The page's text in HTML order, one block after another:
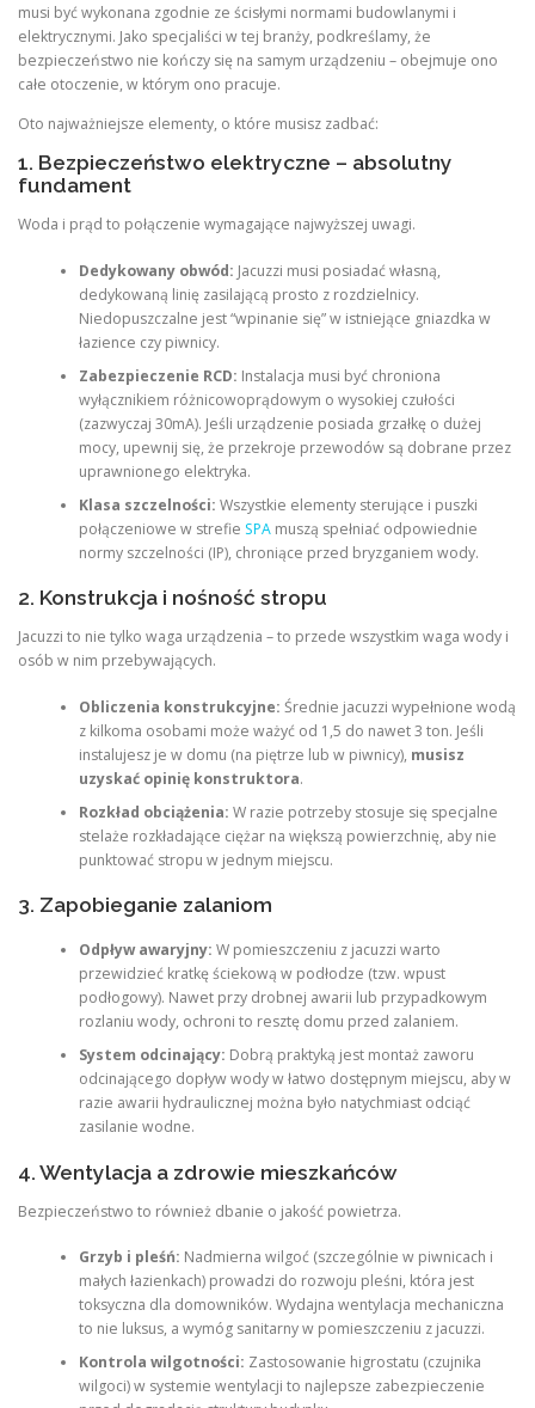
musi być wykonana zgodnie ze ścisłymi normami budowlanymi i
elektrycznymi. Jako specjaliści w tej branży, podkreślamy, że
bezpieczeństwo nie kończy się na samym urządzeniu – obejmuje ono
całe otoczenie, w którym ono pracuje.
Oto najważniejsze elementy, o które musisz zadbać:
1. Bezpieczeństwo elektryczne – absolutny
fundament
Woda i prąd to połączenie wymagające najwyższej uwagi.
Dedykowany obwód: Jacuzzi musi posiadać własną,
dedykowaną linię zasilającą prosto z rozdzielnicy.
Niedopuszczalne jest “wpinanie się” w istniejące gniazdka w
łazience czy piwnicy.
Zabezpieczenie RCD: Instalacja musi być chroniona
wyłącznikiem różnicowoprądowym o wysokiej czułości
(zazwyczaj 30mA). Jeśli urządzenie posiada grzałkę o dużej
mocy, upewnij się, że przekroje przewodów są dobrane przez
uprawnionego elektryka.
Klasa szczelności: Wszystkie elementy sterujące i puszki
połączeniowe w strefie SPAmuszą spełniać odpowiednie
normy szczelności (IP), chroniące przed bryzganiem wody.
2. Konstrukcja i nośność stropu
Jacuzzi to nie tylko waga urządzenia – to przede wszystkim waga wody i
osób w nim przebywających.
Obliczenia konstrukcyjne: Średnie jacuzzi wypełnione wodą
z kilkoma osobami może ważyć od 1,5 do nawet 3 ton. Jeśli
instalujesz je w domu (na piętrze lub w piwnicy), musisz
uzyskać opinię konstruktora.
Rozkład obciążenia: W razie potrzeby stosuje się specjalne
stelaże rozkładające ciężar na większą powierzchnię, aby nie
punktować stropu w jednym miejscu.
3. Zapobieganie zalaniom
Odpływ awaryjny: W pomieszczeniu z jacuzzi warto
przewidzieć kratkę ściekową w podłodze (tzw. wpust
podłogowy). Nawet przy drobnej awarii lub przypadkowym
rozlaniu wody, ochroni to resztę domu przed zalaniem.
System odcinający: Dobrą praktyką jest montaż zaworu
odcinającego dopływ wody w łatwo dostępnym miejscu, aby w
razie awarii hydraulicznej można było natychmiast odciąć
zasilanie wodne.
4. Wentylacja a zdrowie mieszkańców
Bezpieczeństwo to również dbanie o jakość powietrza.
Grzyb i pleśń: Nadmierna wilgoć (szczególnie w piwnicach i
małych łazienkach) prowadzi do rozwoju pleśni, która jest
toksyczna dla domowników. Wydajna wentylacja mechaniczna
to nie luksus, a wymóg sanitarny w pomieszczeniu z jacuzzi.
Kontrola wilgotności: Zastosowanie higrostatu (czujnika
wilgoci) w systemie wentylacji to najlepsze zabezpieczenie